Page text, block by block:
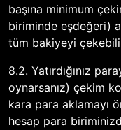
başına minimum
biriminde eşdeğeri)
tüm bakiyeyi
8.2. Yatırdığınız
oynarsanız) çekim
kara para aklamayı
hesap para